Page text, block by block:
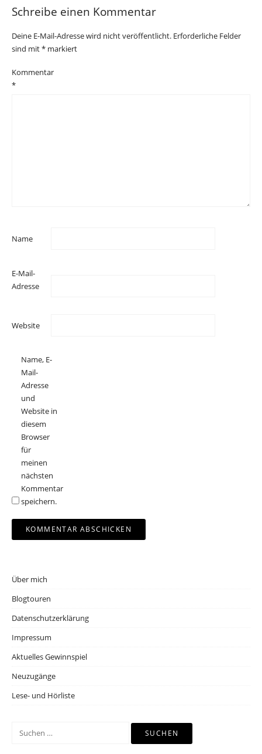
Schreibe einen Kommentar
Deine E-Mail-Adresse wird nicht veröffentlicht. Erforderliche Felder
sind mit* markiert
Kommentar
*
Name
E-Mail-
Adresse
Website
Name, E-
Mail-
Adresse
und
Website in
diesem
Browser
für
meinen
nächsten
Kommentar
speichern.
Über mich
Blogtouren
Datenschutzerklärung
Impressum
Aktuelles Gewinnspiel
Neuzugänge
Lese- und Hörliste
Suchen